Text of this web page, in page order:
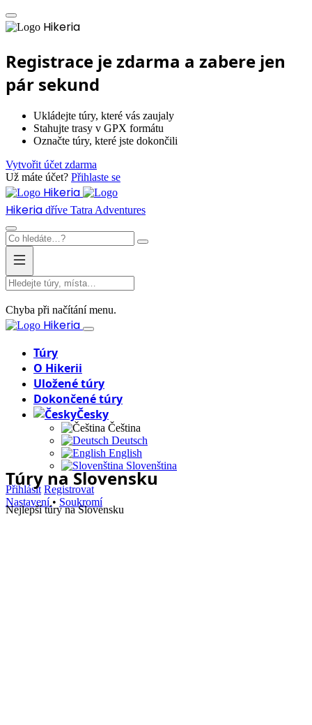
Hikeria
Registrace je zdarma a zabere jen
pár sekund
Ukládejte túry, které vás zaujaly
Stahujte trasy v GPX formátu
Označte túry, které jste dokončili
Vytvořit účet zdarma
Už máte účet? Přihlaste se
Hikeria
Hikeria dříve Tatra Adventures
Chyba při načítání menu.
Hikeria
Túry
O Hikerii
Uložené túry
Dokončené túry
Česky
Čeština
Deutsch
English
Slovenština
Přihlásit Registrovat
Nastavení • Soukromí
Túry na Slovensku
Nejlepší túry na Slovensku